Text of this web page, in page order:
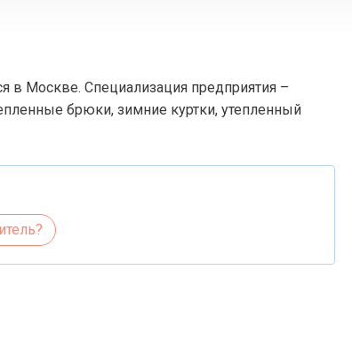
в Москве. Специализация предприятия –
брюки, зимние куртки, утепленный